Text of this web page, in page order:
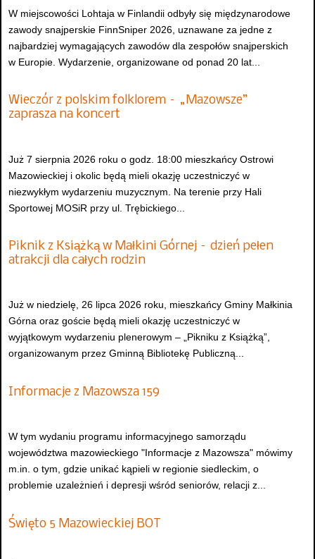
W miejscowości Lohtaja w Finlandii odbyły się międzynarodowe
zawody snajperskie FinnSniper 2026, uznawane za jedne z
najbardziej wymagających zawodów dla zespołów snajperskich
w Europie. Wydarzenie, organizowane od ponad 20 lat...
Wieczór z polskim folklorem – „Mazowsze”
zaprasza na koncert
Już 7 sierpnia 2026 roku o godz. 18:00 mieszkańcy Ostrowi
Mazowieckiej i okolic będą mieli okazję uczestniczyć w
niezwykłym wydarzeniu muzycznym. Na terenie przy Hali
Sportowej MOSiR przy ul. Trębickiego...
Piknik z Książką w Małkini Górnej – dzień pełen
atrakcji dla całych rodzin
Już w niedzielę, 26 lipca 2026 roku, mieszkańcy Gminy Małkinia
Górna oraz goście będą mieli okazję uczestniczyć w
wyjątkowym wydarzeniu plenerowym – „Pikniku z Książką”,
organizowanym przez Gminną Bibliotekę Publiczną...
Informacje z Mazowsza 159
W tym wydaniu programu informacyjnego samorządu
województwa mazowieckiego "Informacje z Mazowsza" mówimy
m.in. o tym, gdzie unikać kąpieli w regionie siedleckim, o
problemie uzależnień i depresji wśród seniorów, relacji z...
Święto 5 Mazowieckiej BOT